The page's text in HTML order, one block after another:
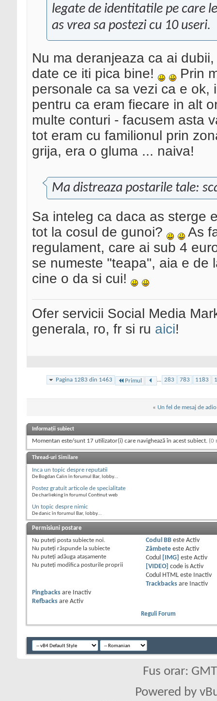
legate de identitatile pe care
as vrea sa postezi cu 10 useri.
Nu ma deranjeaza ca ai
date ce iti pica bine!
Prin
personale ca sa vezi ca e ok,
pentru ca eram fiecare in alt
multe conturi - facusem asta
tot eram cu familionul prin
grija, era o gluma ... naiva!
Ma distreaza postarile tale:
Sa inteleg ca daca as sterge
tot la cosul de gunoi?
As
regulament, care ai sub 4
se numeste "teapa", aia e de
cine o da si cui!
Ofer servicii Social Media
generala, ro, fr si ru aici!
Pagina 1283 din 1463 Primul ... 283 783 1183
« Un fel de mesaj de adio
Informații subiect
Momentan este/sunt 17 utilizator(i) care navighează în acest subiect. (0
Thread-uri Similare
Inca un topic despre reputatii
De Bogdan Calin în forumul Bar, lobby...
Postez gratuit articole de specialitate
De charlieking în forumul Continut web
Un topic despre nimic
De danic în forumul Bar, lobby...
Permisiuni postare
Nu puteţi posta subiecte noi.
Nu puteţi răspunde la subiecte
Nu puteţi adăuga ataşamente
Nu puteţi modifica posturile proprii
Codul BBeste Activ
Zâmbeteeste Activ
Codul
[IMG] este Activ
[VIDEO]
code is Activ
Codul HTML este
Inactiv
Trackbacksare
Inactiv
Pingbacks are
Inactiv
Refbacks are Activ
Reguli Forum
Fus orar:
Powered by